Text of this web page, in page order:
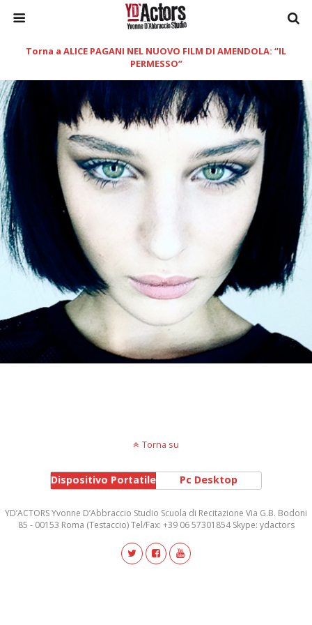
Torna a ALICE PAGANI NEL NUOVO FILM DI AMENDOLA: “IL
PERMESSO”
Torna su
Dispositivo Portatile Pc Desktop
YD’ACTORS Yvonne D’Abbraccio Studio Scuola di Recitazione Via G.B. Bodoni
85 - 00153 Roma (Testaccio) Tel/Fax: +39 06 57301854 Skype: ydactors